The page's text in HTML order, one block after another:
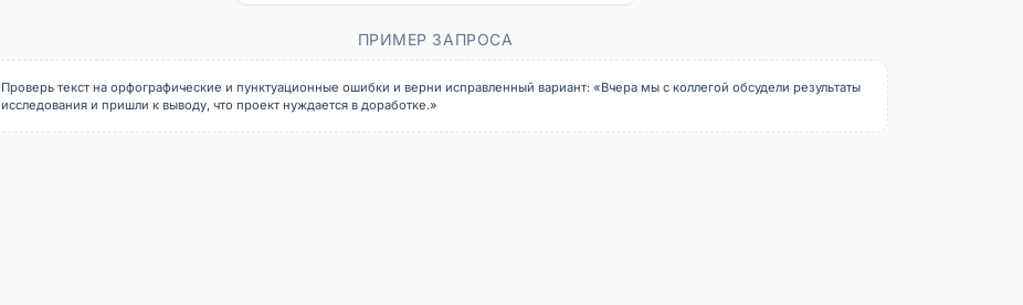
ПРИМЕР ЗАПРОСА
Проверь текст на орфографические и пунктуационные ошибки и верни исправленный вариант: «Вчера мы с коллегой обсудели результаты
исследования и пришли к выводу, что проект нуждается в доработке.»